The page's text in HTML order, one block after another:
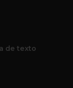
de texto